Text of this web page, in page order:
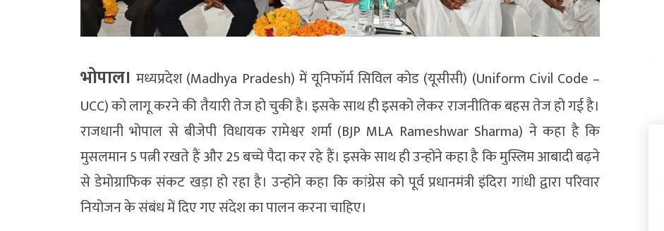
भोपाल। मध्यप्रदेश (Madhya Pradesh) में यूनिफॉर्म सिविल कोड (यूसीसी) (Uniform Civil Code –
UCC) को लागू करने की तैयारी तेज हो चुकी है। इसके साथ ही इसको लेकर राजनीतिक बहस तेज हो गई है।
राजधानी भोपाल से बीजेपी विधायक रामेश्वर शर्मा (BJP MLA Rameshwar Sharma) ने कहा है कि
मुसलमान 5 पत्नी रखते हैं और 25 बच्चे पैदा कर रहे हैं। इसके साथ ही उन्होंने कहा है कि मुस्लिम आबादी बढ़ने
से डेमोग्राफिक संकट खड़ा हो रहा है। उन्होंने कहा कि कांग्रेस को पूर्व प्रधानमंत्री इंदिरा गांधी द्वारा परिवार
नियोजन के संबंध में दिए गए संदेश का पालन करना चाहिए।